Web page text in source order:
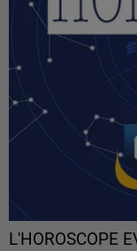
L'HOROSCOPE